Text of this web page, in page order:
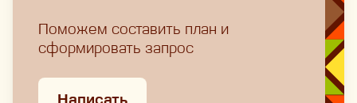
Поможем составить план и
сформировать запрос